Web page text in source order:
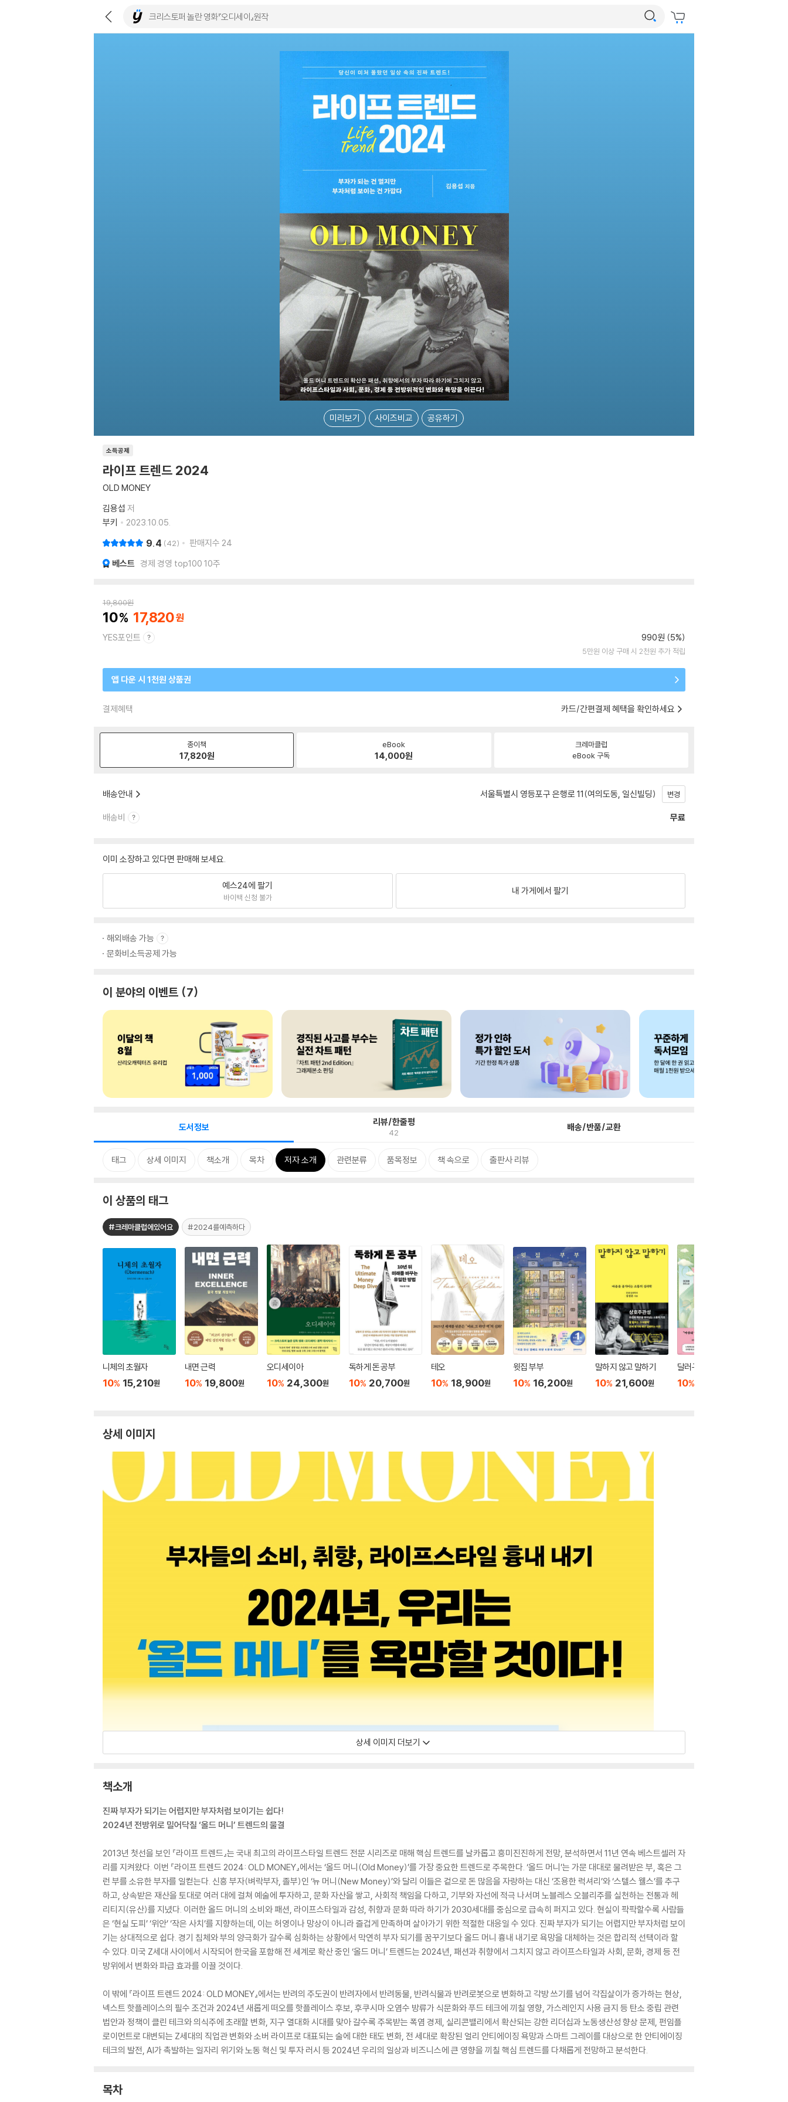
미리보기 사이즈비교 공유하기
소득공제
라이프 트렌드 2024
OLD MONEY
김용섭 저
부키
2023.10.05.
9.4 42 판매지수 24
베스트 경제 경영 top100 10주
19,800원
10 17,820
YES포인트 990원 (5%)
5만원 이상 구매 시 2천원 추가 적립
앱 다운 시 1천원 상품권
결제혜택 카드/간편결제 혜택을 확인하세요
종이책
17,820원
eBook
14,000원
크레마클럽
eBook 구독
배송안내 서울특별시 영등포구 은행로 11(여의도동, 일신빌딩) 변경
배송비 무료
이미 소장하고 있다면 판매해 보세요.
예스24에 팔기
바이백 신청 불가
내 가게에서 팔기
해외배송 가능
문화비소득공제 가능
이 분야의 이벤트 7
도서정보 리뷰/한줄평
42 배송/반품/교환
태그 상세 이미지 책소개 목차 저자 소개 관련분류 품목정보 책 속으로 출판사 리뷰
이 상품의 태그
#크레마클럽에있어요 #2024를예측하다
니체의 초월자
10% 15,210원
내면 근력
10% 19,800원
오디세이아
10% 24,300원
독하게 돈 공부
10% 20,700원
테오
10% 18,900원
윗집 부부
10% 16,200원
말하지 않고 말하기
10% 21,600원
달러구트 꿈 백화점 0
10%
상세 이미지
상세 이미지 더보기
책소개
진짜 부자가 되기는 어렵지만 부자처럼 보이기는 쉽다!
2024년 전방위로 밀어닥칠 ‘올드 머니’ 트렌드의 물결
2013년 첫선을 보인 『라이프 트렌드』는 국내 최고의 라이프스타일 트렌드 전문 시리즈로 매해 핵심 트렌드를 날카롭고 흥미진진하게 전망, 분석하면서 11년 연속 베스트셀러 자
리를 지켜왔다. 이번 『라이프 트렌드 2024: OLD MONEY』에서는 ‘올드 머니(Old Money)’를 가장 중요한 트렌드로 주목한다. ‘올드 머니’는 가문 대대로 물려받은 부, 혹은 그
런 부를 소유한 부자를 일컫는다. 신흥 부자(벼락부자, 졸부)인 ‘뉴 머니(New Money)’와 달리 이들은 겉으로 돈 많음을 자랑하는 대신 ‘조용한 럭셔리’와 ‘스텔스 웰스’를 추구
하고, 상속받은 재산을 토대로 여러 대에 걸쳐 예술에 투자하고, 문화 자산을 쌓고, 사회적 책임을 다하고, 기부와 자선에 적극 나서며 노블레스 오블리주를 실천하는 전통과 헤
리티지(유산)를 지녔다. 이러한 올드 머니의 소비와 패션, 라이프스타일과 감성, 취향과 문화 따라 하기가 2030세대를 중심으로 급속히 퍼지고 있다. 현실이 팍팍할수록 사람들
은 ‘현실 도피’ ‘위안’ ‘작은 사치’를 지향하는데, 이는 허영이나 망상이 아니라 즐겁게 만족하며 살아가기 위한 적절한 대응일 수 있다. 진짜 부자가 되기는 어렵지만 부자처럼 보이
기는 상대적으로 쉽다. 경기 침체와 부의 양극화가 갈수록 심화하는 상황에서 막연히 부자 되기를 꿈꾸기보다 올드 머니 흉내 내기로 욕망을 대체하는 것은 합리적 선택이라 할
수 있다. 미국 Z세대 사이에서 시작되어 한국을 포함해 전 세계로 확산 중인 ‘올드 머니’ 트렌드는 2024년, 패션과 취향에서 그치지 않고 라이프스타일과 사회, 문화, 경제 등 전
방위에서 변화와 파급 효과를 이끌 것이다.
이 밖에 『라이프 트렌드 2024: OLD MONEY』에서는 반려의 주도권이 반려자에서 반려동물, 반려식물과 반려로봇으로 변화하고 각방 쓰기를 넘어 각집살이가 증가하는 현상,
넥스트 핫플레이스의 필수 조건과 2024년 새롭게 떠오를 핫플레이스 후보, 후쿠시마 오염수 방류가 식문화와 푸드 테크에 끼칠 영향, 가스레인지 사용 금지 등 탄소 중립 관련
법안과 정책이 클린 테크와 의식주에 초래할 변화, 지구 열대화 시대를 맞아 갈수록 주목받는 폭염 경제, 실리콘밸리에서 확산되는 강한 리더십과 노동생산성 향상 문제, 펀임플
로이먼트로 대변되는 Z세대의 직업관 변화와 소버 라이프로 대표되는 술에 대한 태도 변화, 전 세대로 확장된 얼리 안티에이징 욕망과 스마트 그레이를 대상으로 한 안티에이징
테크의 발전, AI가 촉발하는 일자리 위기와 노동 혁신 및 투자 러시 등 2024년 우리의 일상과 비즈니스에 큰 영향을 끼칠 핵심 트렌드를 다채롭게 전망하고 분석한다.
목차